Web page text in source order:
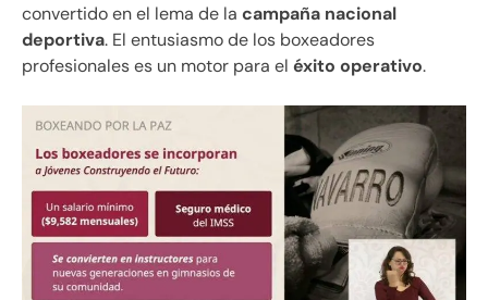
convertido en el lema de la campaña nacional
deportiva. El entusiasmo de los boxeadores
profesionales es un motor para el éxito operativo.